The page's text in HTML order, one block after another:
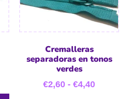
Cremalleras
separadoras en tonos
verdes
€2,60 - €4,40